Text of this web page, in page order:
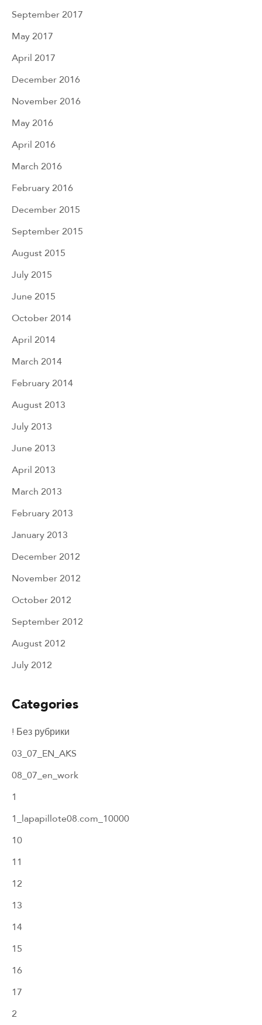
September 2017
May 2017
April 2017
December 2016
November 2016
May 2016
April 2016
March 2016
February 2016
December 2015
September 2015
August 2015
July 2015
June 2015
October 2014
April 2014
March 2014
February 2014
August 2013
July 2013
June 2013
April 2013
March 2013
February 2013
January 2013
December 2012
November 2012
October 2012
September 2012
August 2012
July 2012
Categories
! Без рубрики
03_07_EN_AKS
08_07_en_work
1
1_lapapillote08.com_10000
10
11
12
13
14
15
16
17
2